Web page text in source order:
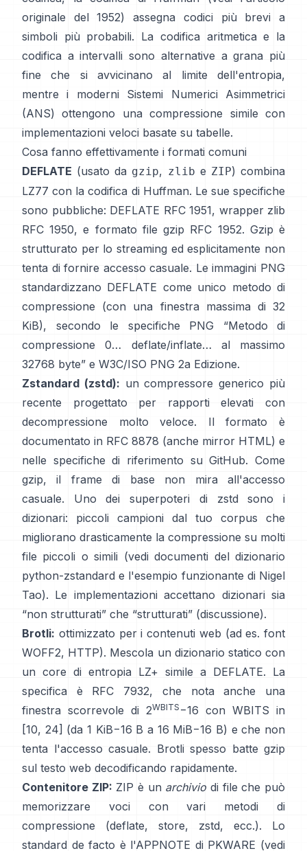
originale del 1952) assegna codici più brevi a
simboli più probabili. La codifica aritmetica e la
codifica a intervalli sono alternative a grana più
fine che si avvicinano al limite dell'entropia,
mentre i moderni
Sistemi Numerici Asimmetrici
(ANS)
ottengono una compressione simile con
implementazioni veloci basate su tabelle.
Cosa fanno effettivamente i formati comuni
DEFLATE (usato da gzip, zlib e ZIP) combina
LZ77 con la codifica di Huffman. Le sue specifiche
sono pubbliche: DEFLATE RFC 1951, wrapper zlib
RFC 1950, e formato file gzip RFC 1952. Gzip è
strutturato per lo streaming ed esplicitamente non
tenta di fornire accesso casuale. Le immagini PNG
standardizzano DEFLATE come unico metodo di
compressione (con una finestra massima di 32
KiB), secondo le specifiche PNG
“Metodo di
compressione 0… deflate/inflate… al massimo
32768 byte” e W3C/ISO PNG 2a Edizione.
Zstandard (zstd): un compressore generico più
recente progettato per rapporti elevati con
decompressione molto veloce. Il formato è
documentato in RFC 8878 (anche mirror HTML) e
nelle specifiche di riferimento su GitHub. Come
gzip, il frame di base
non mira all'accesso
casuale. Uno dei superpoteri di zstd sono i
dizionari: piccoli campioni dal tuo corpus che
migliorano drasticamente la compressione su molti
file piccoli o simili (vedi documenti del dizionario
python-zstandard e l'esempio funzionante di Nigel
Tao). Le implementazioni accettano dizionari sia
“non strutturati” che “strutturati” (discussione).
Brotli: ottimizzato per i contenuti web (ad es. font
WOFF2, HTTP). Mescola un dizionario statico con
un core di entropia LZ+ simile a DEFLATE. La
specifica è
RFC 7932, che nota anche una
finestra scorrevole di 2WBITS −16 con WBITS in
[10, 24] (da 1 KiB−16 B a 16 MiB−16 B) e che non
tenta l'accesso casuale. Brotli spesso batte gzip
sul testo web decodificando rapidamente.
Contenitore ZIP: ZIP è un archivio di file che può
memorizzare voci con vari metodi di
compressione (deflate, store, zstd, ecc.). Lo
standard de facto è l'APPNOTE di PKWARE (vedi